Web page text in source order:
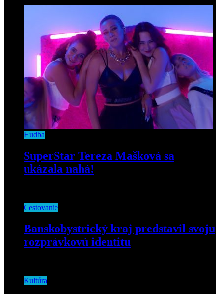
Hudba
SuperStar Tereza Mašková sa
ukázala nahá!
Cestovanie
Banskobystrický kraj predstavil svoju
rozprávkovú identitu
Kultúra